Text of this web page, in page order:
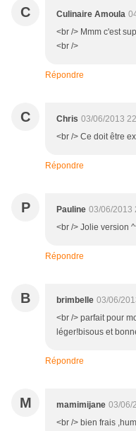
C Culinaire Amoula
<br /> Mmm c'est
<br />
Répondre
C Chris 03/06/2013
<br /> Ce doit être
Répondre
P Pauline 03/06/2013
<br /> Jolie version
Répondre
B brimbelle 03/06/
<br /> parfait pour
léger!bisous et
Répondre
M mamimijane 03/06/
<br /> bien frais